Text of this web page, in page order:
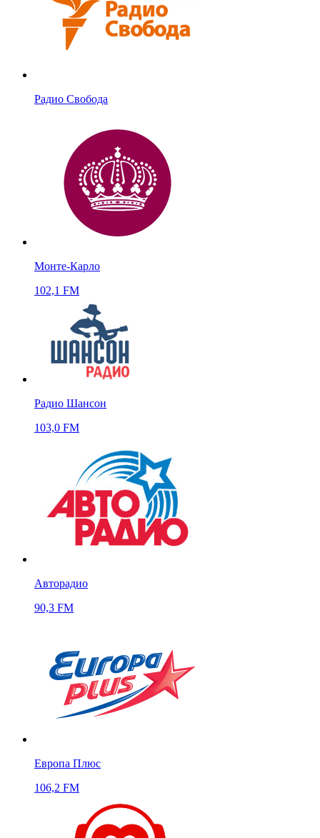
Радио Свобода
Монте-Карло
102,1 FM
Радио Шансон
103,0 FM
Авторадио
90,3 FM
Европа Плюс
106,2 FM